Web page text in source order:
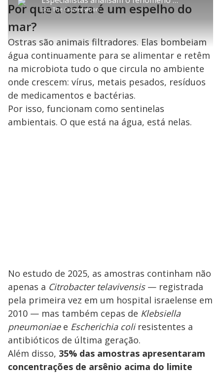
l
a
y
V
porThe Conversation
a
r
1
u
n
o
s
ç
a
r
g
u
d
o
s
M
u
d
4
. t
l
e
r
Por que a ostra é um espelho do
mar?
Ostras são animais filtradores. Elas bombeiam
água continuamente para se alimentar e retêm
na microbiota tudo o que circula no ambiente
onde crescem: vírus, metais pesados, resíduos
de medicamentos e bactérias.
Por isso, funcionam como sentinelas
ambientais. O que está na água, está nelas.
No estudo de 2025, as amostras continham não
apenas a Citrobacter telavivensis— registrada
pela primeira vez em um hospital israelense em
2010 — mas também cepas de Klebsiella
pneumoniaee Escherichia coliresistentes a
antibióticos de última geração.
Além disso, 35% das amostras apresentaram
concentrações de arsênio acima do limite